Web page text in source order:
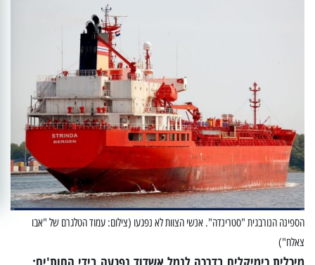
הספינה הנורבגית "סטרינדה". אנשי הצוות לא נפגעו (צילום: עמוד הטלגרם של "אבו
צאלח")